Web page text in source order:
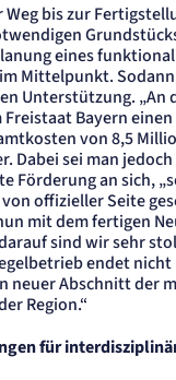
bis zur
eines
Mittelpunkt.
Unterstützung. „An
Bayern
von 8,5
Dabei sei man
Förderung an sich,
offizieller Seite
mit dem fertigen
sind wir sehr
endet
neuer Abschnitt der
Region.“
für
Tage
System-
Anwenders und der besseren